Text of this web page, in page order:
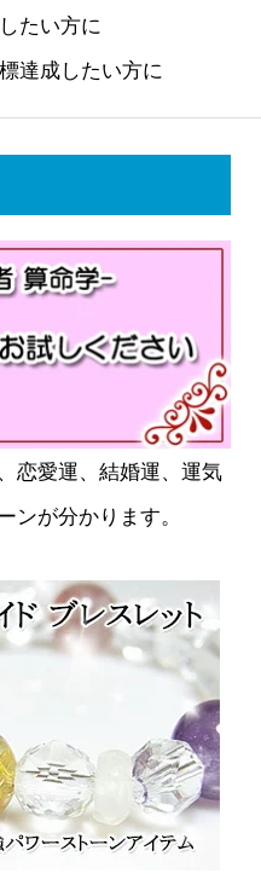
たい方に
達成したい方に
恋愛運、結婚運、運気
ンが分かります。